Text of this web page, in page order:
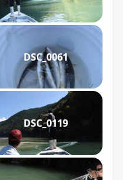
DSC_0061
DSC_0119